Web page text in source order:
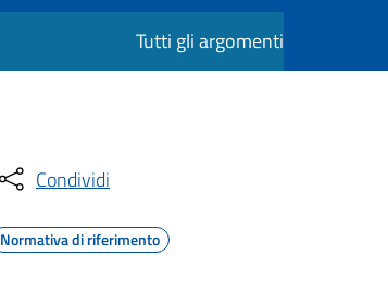
Tutti gli argomenti
Condividi
Normativa di riferimento